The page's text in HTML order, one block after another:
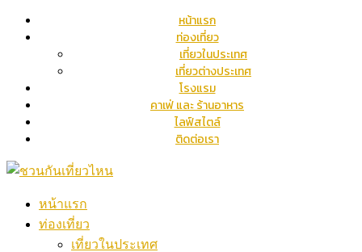
หน้าแรก
ท่องเที่ยว
เที่ยวในประเทศ
เที่ยวต่างประเทศ
โรงแรม
คาเฟ่ และ ร้านอาหาร
ไลฟ์สไตล์
ติดต่อเรา
หน้าแรก
ท่องเที่ยว
เที่ยวในประเทศ